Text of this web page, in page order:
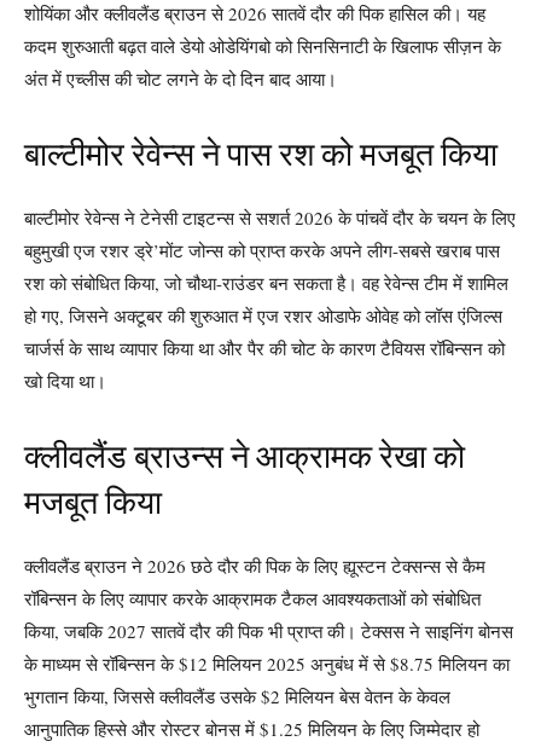
शोयिंका और क्लीवलैंड ब्राउन से 2026 सातवें दौर की पिक हासिल की। यह
कदम शुरुआती बढ़त वाले डेयो ओडेयिंगबो को सिनसिनाटी के खिलाफ सीज़न के
अंत में एच्लीस की चोट लगने के दो दिन बाद आया।
बाल्टीमोर रेवेन्स ने पास रश को मजबूत किया
बाल्टीमोर रेवेन्स ने टेनेसी टाइटन्स से सशर्त 2026 के पांचवें दौर के चयन के लिए
बहुमुखी एज रशर ड्रे’मोंट जोन्स को प्राप्त करके अपने लीग-सबसे खराब पास
रश को संबोधित किया, जो चौथा-राउंडर बन सकता है। वह रेवेन्स टीम में शामिल
हो गए, जिसने अक्टूबर की शुरुआत में एज रशर ओडाफे ओवेह को लॉस एंजिल्स
चार्जर्स के साथ व्यापार किया था और पैर की चोट के कारण टैवियस रॉबिन्सन को
खो दिया था।
क्लीवलैंड ब्राउन्स ने आक्रामक रेखा को
मजबूत किया
क्लीवलैंड ब्राउन ने 2026 छठे दौर की पिक के लिए ह्यूस्टन टेक्सन्स से कैम
रॉबिन्सन के लिए व्यापार करके आक्रामक टैकल आवश्यकताओं को संबोधित
किया, जबकि 2027 सातवें दौर की पिक भी प्राप्त की। टेक्सस ने साइनिंग बोनस
के माध्यम से रॉबिन्सन के $12 मिलियन 2025 अनुबंध में से $8.75 मिलियन का
भुगतान किया, जिससे क्लीवलैंड उसके $2 मिलियन बेस वेतन के केवल
आनुपातिक हिस्से और रोस्टर बोनस में $1.25 मिलियन के लिए जिम्मेदार हो